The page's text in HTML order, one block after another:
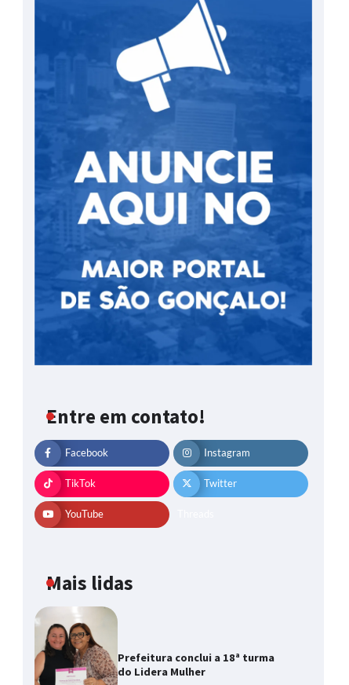
Entre em contato!
Facebook Instagram
TikTok Twitter
YouTube
Mais lidas
Prefeitura conclui a 18ª turma
do Lidera Mulher